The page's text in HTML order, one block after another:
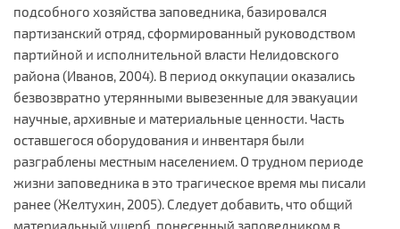
подсобного хозяйства заповедника, базировался
партизанский отряд, сформированный руководством
партийной и исполнительной власти Нелидовского
района (Иванов, 2004). В период оккупации оказались
безвозвратно утерянными вывезенные для эвакуации
научные, архивные и материальные ценности. Часть
оставшегося оборудования и инвентаря были
разграблены местным населением. О трудном периоде
жизни заповедника в это трагическое время мы писали
ранее (Желтухин, 2005). Следует добавить, что общий